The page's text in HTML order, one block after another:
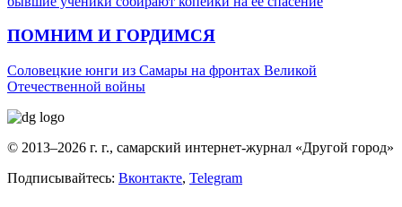
ПОМНИМ И ГОРДИМСЯ
Соловецкие юнги из Самары на фронтах Великой
Отечественной войны
© 2013–2026 г. г., самарский интернет-журнал «Другой город»
Подписывайтесь: Вконтакте, Telegram